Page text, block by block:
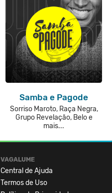
Samba e Pagode
Sorriso Maroto, Raça Negra,
Grupo Revelação, Belo e
mais...
VAGALUME
Central de Ajuda
Termos de Uso